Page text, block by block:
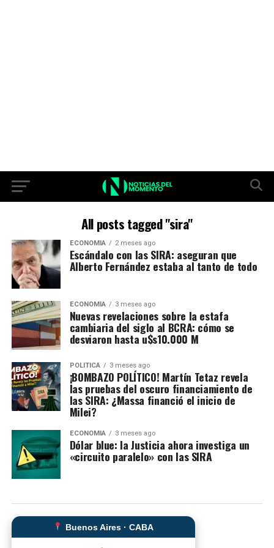
All posts tagged "sira"
ECONOMIA 2 meses ago
Escándalo con las SIRA: aseguran que
Alberto Fernández estaba al tanto de todo
ECONOMIA 3 meses ago
Nuevas revelaciones sobre la estafa
cambiaria del siglo al BCRA: cómo se
desviaron hasta u$s10.000 M
POLITICA 3 meses ago
​¡BOMBAZO POLÍTICO! Martín Tetaz revela
las pruebas del oscuro financiamiento de
las SIRA: ¿Massa financió el inicio de
Milei?
ECONOMIA 3 meses ago
Dólar blue: la Justicia ahora investiga un
«circuito paralelo» con las SIRA
Buenos Aires · CABA